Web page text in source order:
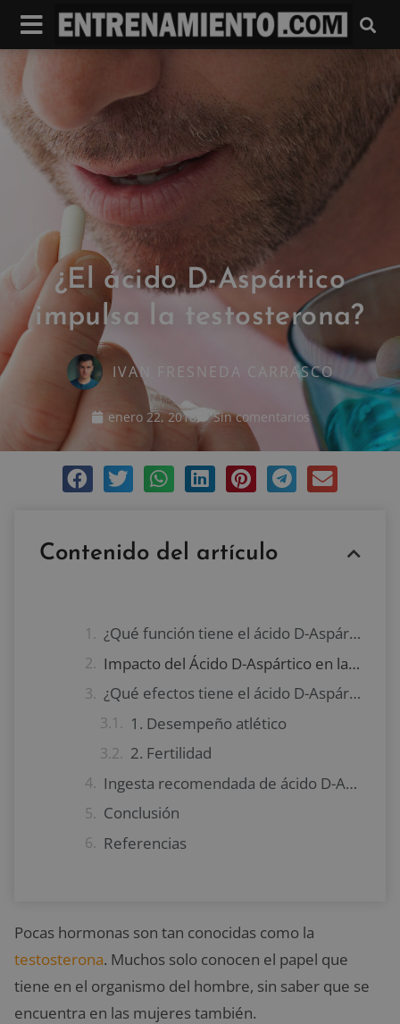
¿El ácido D-Aspártico
impulsa la testosterona?
IVAN FRESNEDA CARRASCO
enero 22, 2018 Sin comentarios
Contenido del artículo
¿Qué función tiene el ácido D-Aspártico?
Impacto del Ácido D-Aspártico en la testorona
¿Qué efectos tiene el ácido D-Aspártico?
1. Desempeño atlético
2. Fertilidad
Ingesta recomendada de ácido D-Aspártico
Conclusión
Referencias
Pocas hormonas son tan conocidas como la
testosterona. Muchos solo conocen el papel que
tiene en el organismo del hombre, sin saber que se
encuentra en las mujeres también.